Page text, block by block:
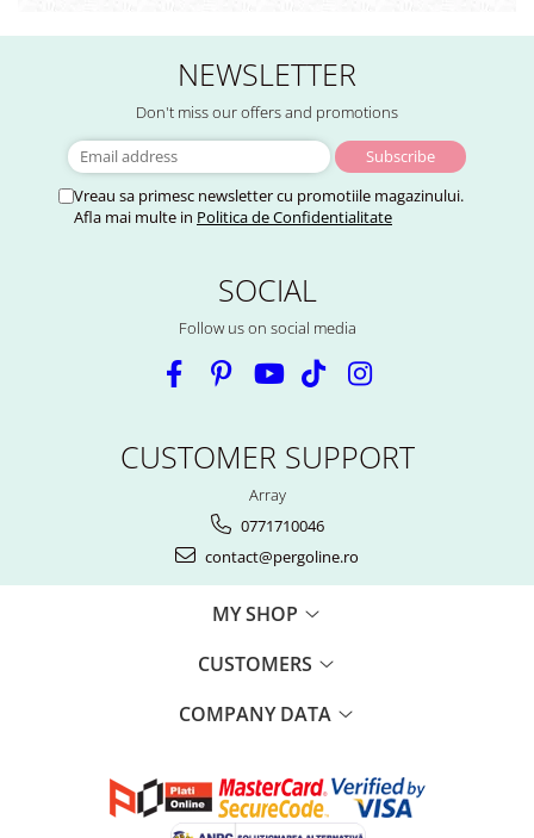
NEWSLETTER
Don't miss our offers and promotions
Vreau sa primesc newsletter cu promotiile magazinului.
Afla mai multe in Politica de Confidentialitate
SOCIAL
Follow us on social media
CUSTOMER SUPPORT
Array
0771710046
contact@pergoline.ro
MY SHOP
CUSTOMERS
COMPANY DATA